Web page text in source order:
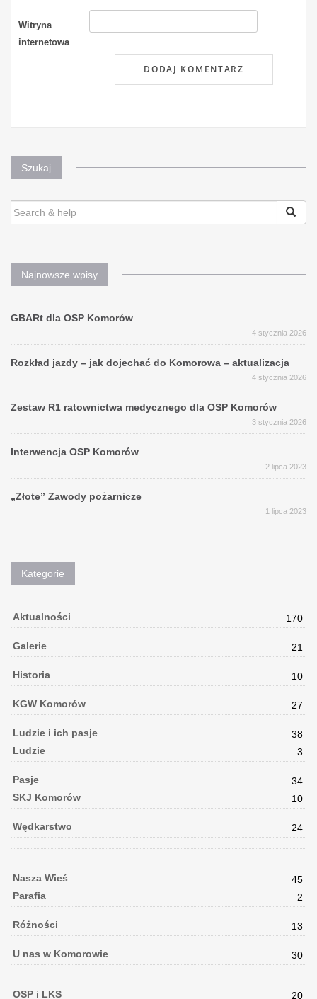
Witryna
internetowa
Szukaj
SEARCH
FOR:
Najnowsze wpisy
GBARt dla OSP Komorów
4 stycznia 2026
Rozkład jazdy – jak dojechać do Komorowa – aktualizacja
4 stycznia 2026
Zestaw R1 ratownictwa medycznego dla OSP Komorów
3 stycznia 2026
Interwencja OSP Komorów
2 lipca 2023
„Złote” Zawody pożarnicze
1 lipca 2023
Kategorie
Aktualności 170
Galerie 21
Historia 10
KGW Komorów 27
Ludzie i ich pasje
38
Ludzie
3
Pasje
34
SKJ Komorów
10
Wędkarstwo 24
Nasza Wieś
45
Parafia
2
Różności 13
U nas w Komorowie 30
OSP i LKS 20